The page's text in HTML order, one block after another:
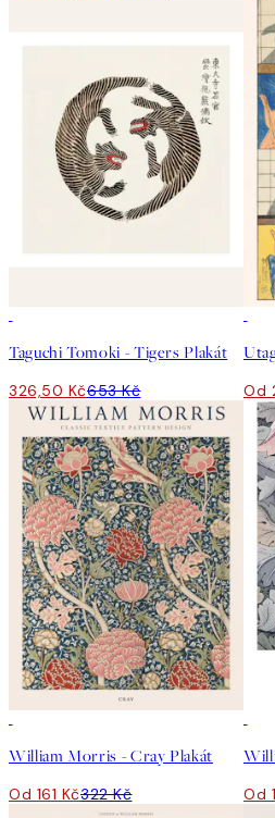
Taguchi Tomoki - Tigers Plakát
326,50 Kč653 Kč Od
William Morris - Cray Plakát
Od 161 Kč322 Kč Od